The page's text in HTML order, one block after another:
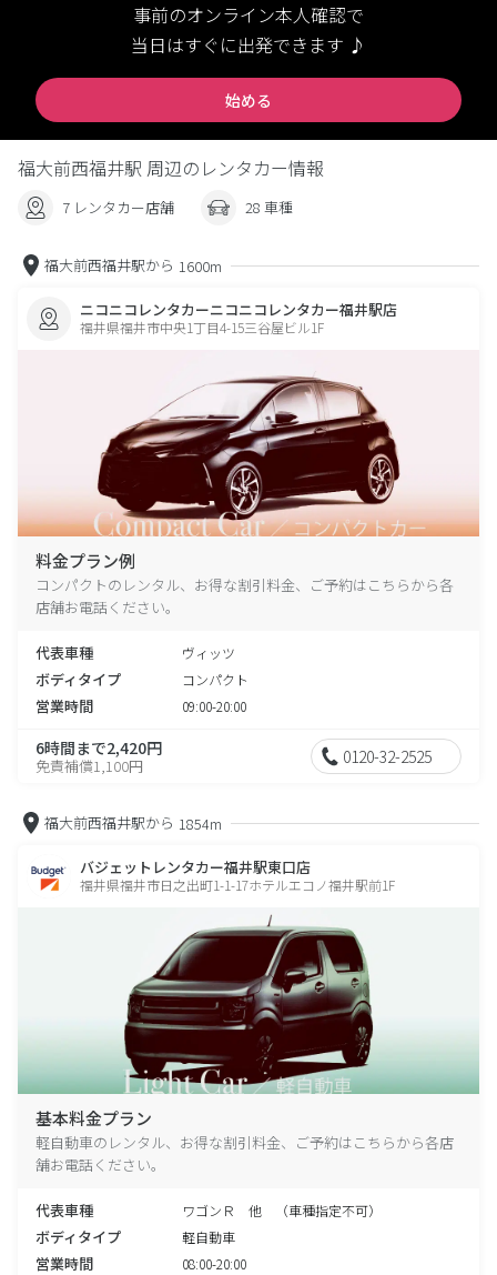
事前のオンライン本人確認で
当日はすぐに出発できます ♪
始める
福大前西福井駅 周辺のレンタカー情報
7 レンタカー店舗 28 車種
福大前西福井駅から 1600m
ニコニコレンタカーニコニコレンタカー福井駅店
福井県福井市中央1丁目4-15三谷屋ビル1F
料金プラン例
コンパクトのレンタル、お得な割引料金、ご予約はこちらから各
店舗お電話ください。
代表車種 ヴィッツ
ボディタイプ コンパクト
営業時間 09:00-20:00
6時間まで2,420円
免責補償1,100円 0120-32-2525
福大前西福井駅から 1854m
バジェットレンタカー福井駅東口店
福井県福井市日之出町1-1-17ホテルエコノ福井駅前1F
基本料金プラン
軽自動車のレンタル、お得な割引料金、ご予約はこちらから各店
舗お電話ください。
代表車種 ワゴンＲ 他 （車種指定不可）
ボディタイプ 軽自動車
営業時間 08:00-20:00